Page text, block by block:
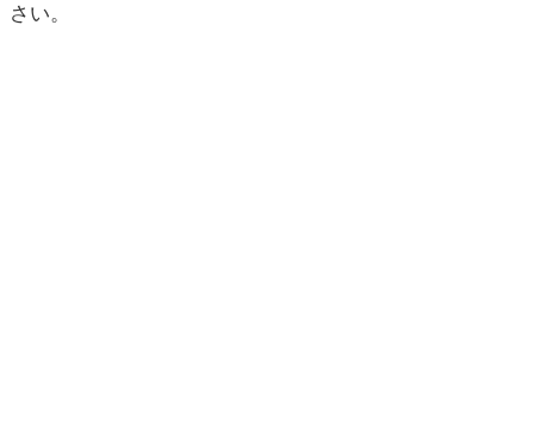
さい。